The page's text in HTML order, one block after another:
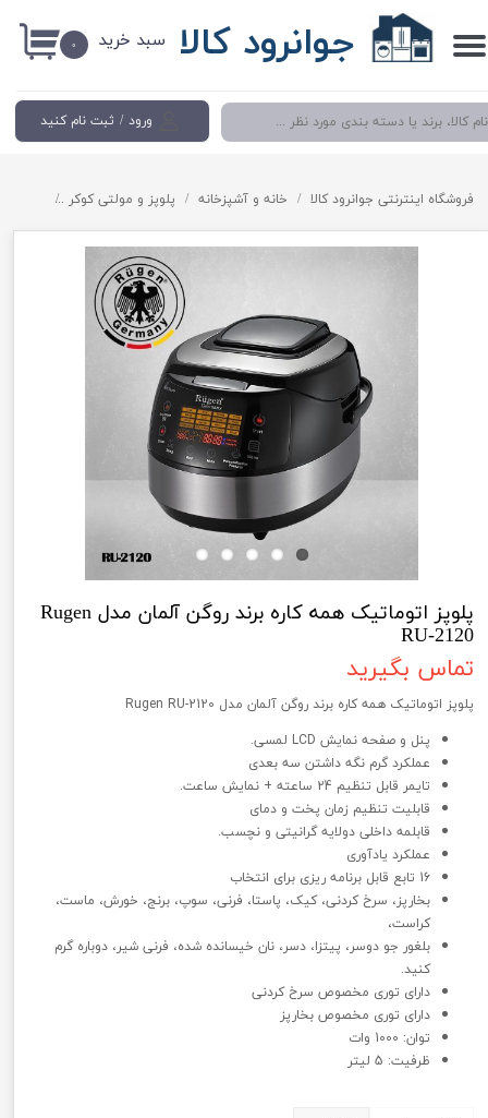
جوانرود کالا
ورود / ثبت نام کنید
حساب کاربری من
تغییر گذر واژه
سفارشات
خروج از حساب کاربری
۰ سبد خرید
فروشگاه اینترنتی جوانرود کالا خانه و آشپزخانه پلوپز و مولتی کوکر
پلوپز اتوماتیک همه کاره برند روگن آلمان مدل Rugen
RU-2120
تماس بگیرید
پلوپز اتوماتیک همه کاره برند روگن آلمان مدل Rugen RU-2120
پنل و صفحه نمایش LCD لمسی.
عملکرد گرم نگه داشتن سه بعدی
تایمر قابل تنظیم 24 ساعته + نمایش ساعت.
قابلیت تنظیم زمان پخت و دمای
قابلمه داخلی دولایه گرانیتی و نچسب.
عملکرد یادآوری
16 تابع قابل برنامه ریزی برای انتخاب
بخارپز، سرخ کردنی، کیک، پاستا، فرنی، سوپ، برنج، خورش، ماست،
کراست،
بلغور جو دوسر، پیتزا، دسر، نان خیسانده شده، فرنی شیر، دوباره گرم
کنید.
دارای توری مخصوص سرخ کردنی
دارای توری مخصوص بخارپز
توان: 1000 وات
ظرفیت: 5 لیتر